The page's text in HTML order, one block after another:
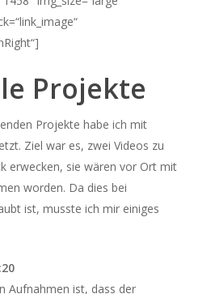
Projekte
Projekte habe ich mit
Ziel war es, zwei Videos zu
erwecken, sie wären vor Ort mit
worden. Da dies bei
ist, musste ich mir einiges
Aufnahmen ist, dass der